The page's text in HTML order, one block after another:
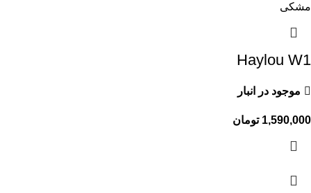
مشکی
Haylou W1
موجود در انبار
1,590,000 تومان